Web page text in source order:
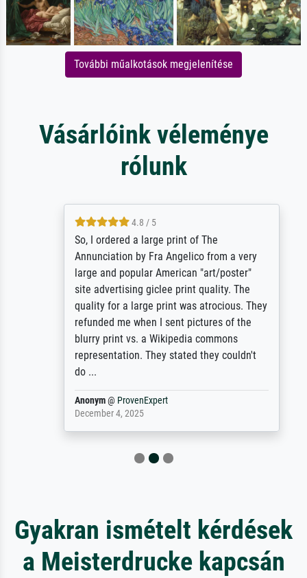
További műalkotások megjelenítése
Vásárlóink véleménye
rólunk
4.8 / 5
So, I ordered a large print of The
Annunciation by Fra Angelico from a very
large and popular American "art/poster"
site advertising giclee print quality. The
quality for a large print was atrocious. They
refunded me when I sent pictures of the
blurry print vs. a Wikipedia commons
representation. They stated they couldn't
do ...
Anonym@ProvenExpert
December 4, 2025
Gyakran ismételt kérdések
a Meisterdrucke kapcsán